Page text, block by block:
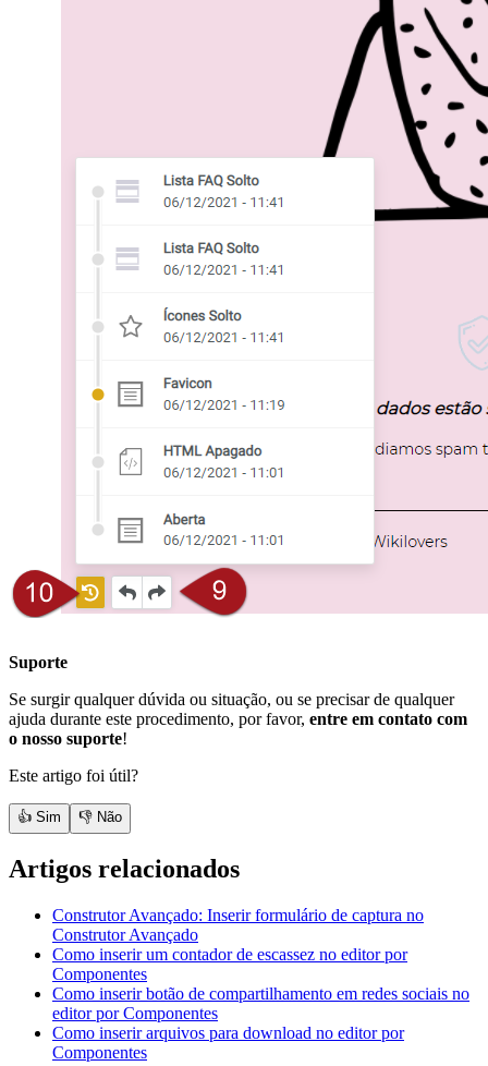
Suporte
Se surgir qualquer dúvida ou situação, ou se precisar de qualquer
ajuda durante este procedimento, por favor, entre em contato com
o nosso suporte!
Este artigo foi útil?
👍 Sim 👎 Não
Artigos relacionados
Construtor Avançado: Inserir formulário de captura no
Construtor Avançado
Como inserir um contador de escassez no editor por
Componentes
Como inserir botão de compartilhamento em redes sociais no
editor por Componentes
Como inserir arquivos para download no editor por
Componentes